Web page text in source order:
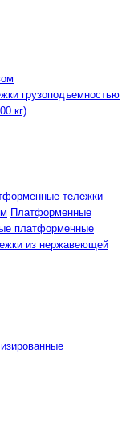
грузоподъемностью
кг)
тележки
Платформенные
платформенные
из нержавеющей